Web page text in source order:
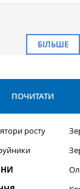
БІЛЬШЕ
ПОЧИТАТИ
росту